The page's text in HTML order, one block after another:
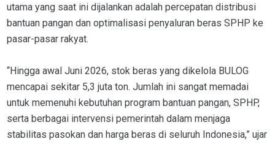
utama yang saat ini dijalankan adalah percepatan distribusi
bantuan pangan dan optimalisasi penyaluran beras SPHP ke
pasar-pasar rakyat.
“Hingga awal Juni 2026, stok beras yang dikelola BULOG
mencapai sekitar 5,3 juta ton. Jumlah ini sangat memadai
untuk memenuhi kebutuhan program bantuan pangan, SPHP,
serta berbagai intervensi pemerintah dalam menjaga
stabilitas pasokan dan harga beras di seluruh Indonesia,” ujar